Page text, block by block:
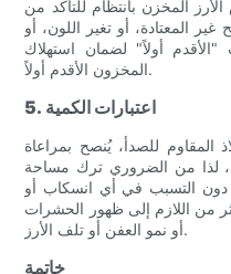
المخزن بانتظام للتأكد من
المعتادة، أو تغير اللون، أو
أولاً" لضمان استهلاك
المخزون الأقدم أولاً.
5. اعتبارات الكمية
المقاوم للصدأ، يُنصح بمراعاة
لذا من الضروري ترك مساحة
دون التسبب في أي انسكاب أو
من اللازم إلى ظهور الحشرات
أو نمو العفن أو تلف الأرز.
خاتمة